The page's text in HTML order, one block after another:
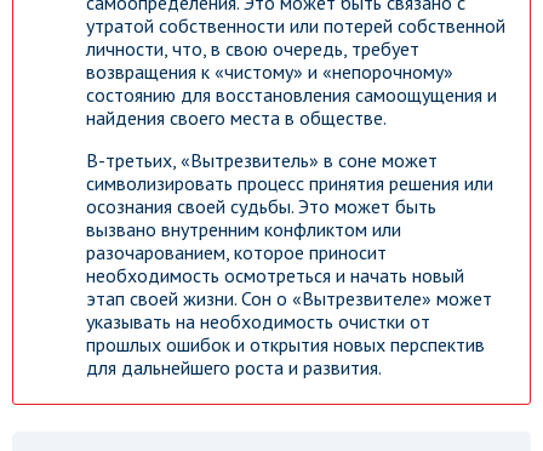
утратой собственности или потерей собственной
личности, что, в свою очередь, требует
возвращения к «чистому» и «непорочному»
состоянию для восстановления самоощущения и
найдения своего места в обществе.
В-третьих, «Вытрезвитель» в соне может
символизировать процесс принятия решения или
осознания своей судьбы. Это может быть
вызвано внутренним конфликтом или
разочарованием, которое приносит
необходимость осмотреться и начать новый
этап своей жизни. Сон о «Вытрезвителе» может
указывать на необходимость очистки от
прошлых ошибок и открытия новых перспектив
для дальнейшего роста и развития.